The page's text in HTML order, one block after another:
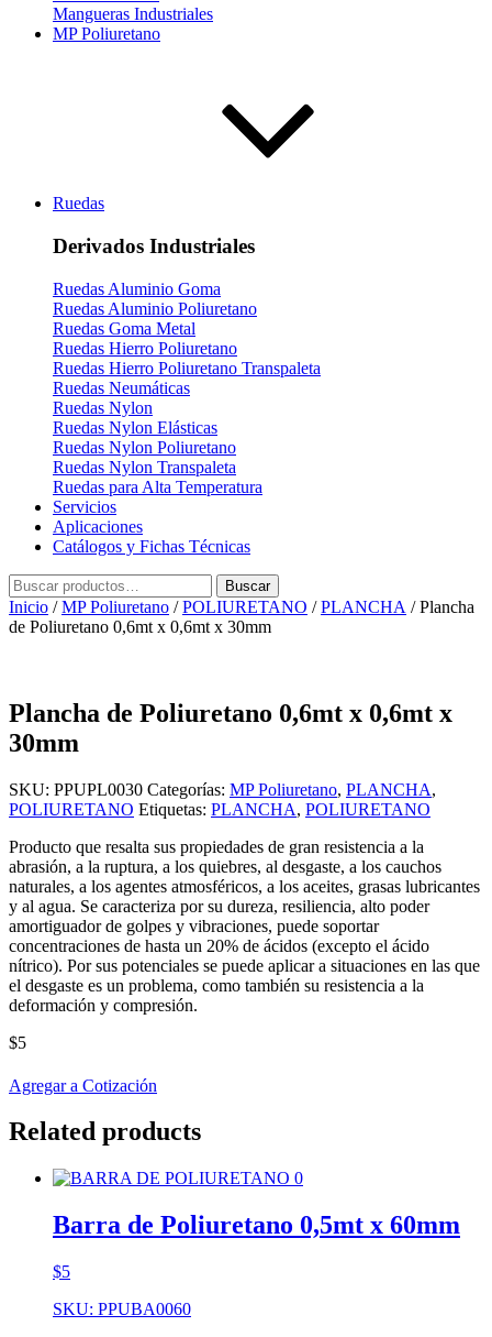
Mangueras Industriales
MP Poliuretano
Ruedas
Derivados Industriales
Ruedas Aluminio Goma
Ruedas Aluminio Poliuretano
Ruedas Goma Metal
Ruedas Hierro Poliuretano
Ruedas Hierro Poliuretano Transpaleta
Ruedas Neumáticas
Ruedas Nylon
Ruedas Nylon Elásticas
Ruedas Nylon Poliuretano
Ruedas Nylon Transpaleta
Ruedas para Alta Temperatura
Servicios
Aplicaciones
Catálogos y Fichas Técnicas
Buscar
por:
Buscar
Inicio /MP Poliuretano /POLIURETANO /PLANCHA / Plancha
de Poliuretano 0,6mt x 0,6mt x 30mm
Plancha de Poliuretano 0,6mt x 0,6mt x
30mm
SKU: PPUPL0030 Categorías: MP Poliuretano, PLANCHA,
POLIURETANO Etiquetas: PLANCHA, POLIURETANO
Producto que resalta sus propiedades de gran resistencia a la
abrasión, a la ruptura, a los quiebres, al desgaste, a los cauchos
naturales, a los agentes atmosféricos, a los aceites, grasas lubricantes
y al agua. Se caracteriza por su dureza, resiliencia, alto poder
amortiguador de golpes y vibraciones, puede soportar
concentraciones de hasta un 20% de ácidos (excepto el ácido
nítrico). Por sus potenciales se puede aplicar a situaciones en las que
el desgaste es un problema, como también su resistencia a la
deformación y compresión.
$5
Agregar a Cotización
Related products
Barra de Poliuretano 0,5mt x 60mm
$5
SKU: PPUBA0060